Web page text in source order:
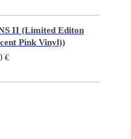
II (Limited Editon
Pink Vinyl))
€